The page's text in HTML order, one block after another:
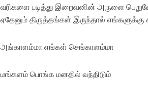
வரிகளை படித்து இறைவனின் அருளை
ஏதேனும் திருத்தங்கள் இருந்தால் எங்களுக்கு
அங்காளம்மா எங்கள் செங்காளம்மா
மங்களம் பொங்க மனதில் வந்திடும்